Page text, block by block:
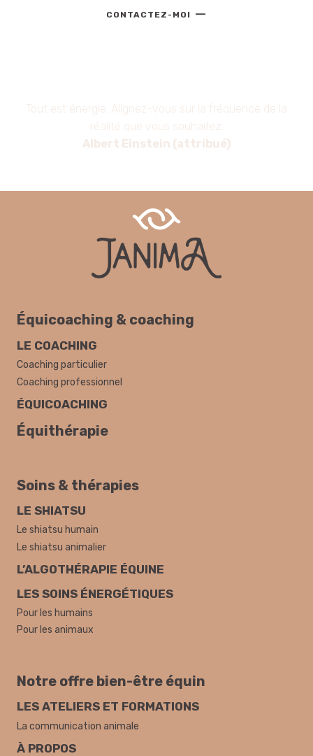
CONTACTEZ-MOI —
Tout est énergie. Alignez-vous sur la fréquence de la
réalité que vous souhaitez.
Albert Einstein (attribué)
Équicoaching & coaching
LE COACHING
Coaching particulier
Coaching professionnel
ÉQUICOACHING
Équithérapie
Soins & thérapies
LE SHIATSU
Le shiatsu humain
Le shiatsu animalier
L’ALGOTHÉRAPIE ÉQUINE
LES SOINS ÉNERGÉTIQUES
Pour les humains
Pour les animaux
Notre offre bien-être équin
LES ATELIERS ET FORMATIONS
La communication animale
À PROPOS